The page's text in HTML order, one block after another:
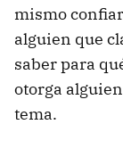
mismo
alguien que
saber para
otorga
tema.